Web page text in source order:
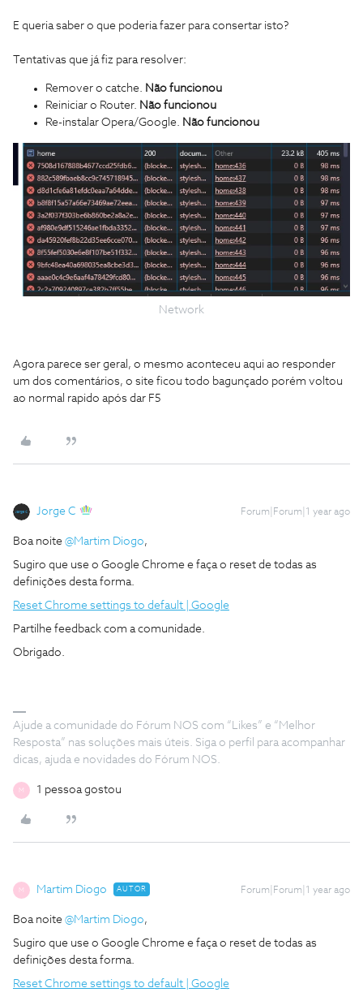
E queria saber o que poderia fazer para consertar isto?
Tentativas que já fiz para resolver:
Remover o catche. Não funcionou
Reiniciar o Router. Não funcionou
Re-instalar Opera/Google. Não funcionou
Network
Agora parece ser geral, o mesmo aconteceu aqui ao responder
um dos comentários, o site ficou todo bagunçado porém voltou
ao normal rapido após dar F5
Jorge C Forum|Forum|1 year ago
Boa noite @Martim Diogo,
Sugiro que use o Google Chrome e faça o reset de todas as
definições desta forma.
Reset Chrome settings to default | Google
Partilhe feedback com a comunidade.
Obrigado.
Ajude a comunidade do Fórum NOS com “Likes” e “Melhor
Resposta” nas soluções mais úteis. Siga o perfil para acompanhar
dicas, ajuda e novidades do Fórum NOS.
M 1 pessoa gostou
M Martim Diogo AUTOR Forum|Forum|1 year ago
Boa noite @Martim Diogo,
Sugiro que use o Google Chrome e faça o reset de todas as
definições desta forma.
Reset Chrome settings to default | Google